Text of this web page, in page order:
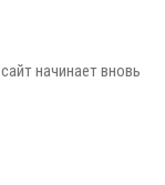
начинает вновь